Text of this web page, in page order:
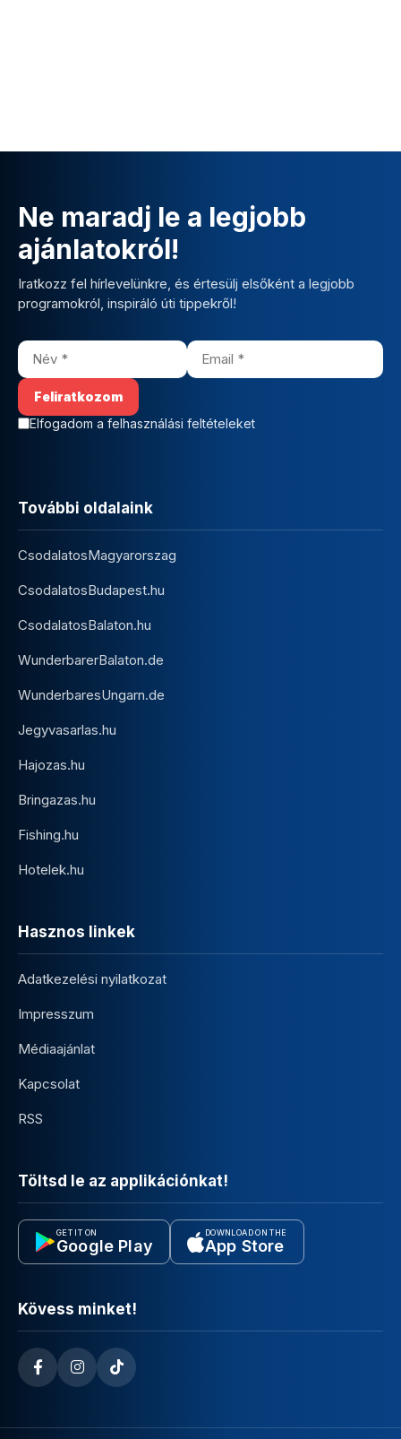
Ne maradj le a legjobb
ajánlatokról!
Iratkozz fel hírlevelünkre, és értesülj elsőként a legjobb
programokról, inspiráló úti tippekről!
Elfogadom a felhasználási feltételeket
További oldalaink
CsodalatosMagyarorszag
CsodalatosBudapest.hu
CsodalatosBalaton.hu
WunderbarerBalaton.de
WunderbaresUngarn.de
Jegyvasarlas.hu
Hajozas.hu
Bringazas.hu
Fishing.hu
Hotelek.hu
Hasznos linkek
Adatkezelési nyilatkozat
Impresszum
Médiaajánlat
Kapcsolat
RSS
Töltsd le az applikációnkat!
GET IT ON
Google Play
DOWNLOAD ON THE
App Store
Kövess minket!